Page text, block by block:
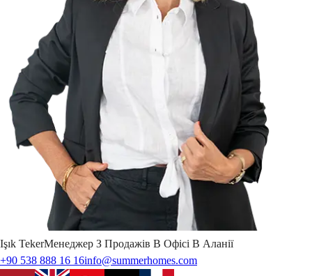
Işık TekerМенеджер З Продажів В Офісі В Аланії
+90 538 888 16 16info@summerhomes.com